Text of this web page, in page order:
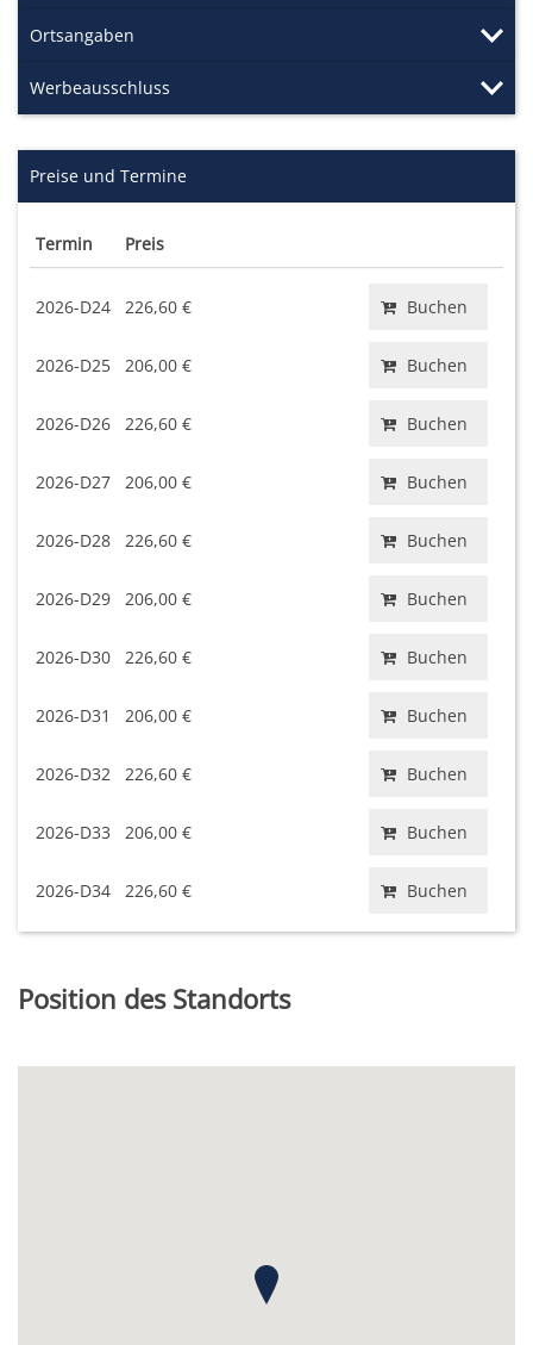
Ortsangaben
Werbeausschluss
Preise und Termine
Termin Preis
2026-D24 226,60 € Buchen
2026-D25 206,00 € Buchen
2026-D26 226,60 € Buchen
2026-D27 206,00 € Buchen
2026-D28 226,60 € Buchen
2026-D29 206,00 € Buchen
2026-D30 226,60 € Buchen
2026-D31 206,00 € Buchen
2026-D32 226,60 € Buchen
2026-D33 206,00 € Buchen
2026-D34 226,60 € Buchen
Position des Standorts